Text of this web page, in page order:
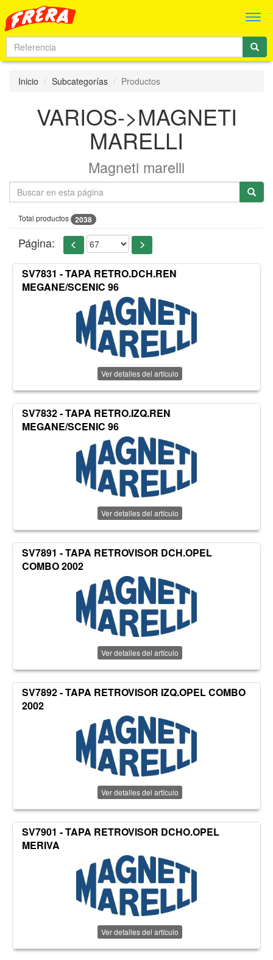
Inicio Subcategorías Productos
VARIOS->MAGNETI
MARELLI
Magneti marelli
Total productos 2038
Página:
SV7831 - TAPA RETRO.DCH.REN
MEGANE/SCENIC 96
Ver detalles del artículo
SV7832 - TAPA RETRO.IZQ.REN
MEGANE/SCENIC 96
Ver detalles del artículo
SV7891 - TAPA RETROVISOR DCH.OPEL
COMBO 2002
Ver detalles del artículo
SV7892 - TAPA RETROVISOR IZQ.OPEL COMBO
2002
Ver detalles del artículo
SV7901 - TAPA RETROVISOR DCHO.OPEL
MERIVA
Ver detalles del artículo